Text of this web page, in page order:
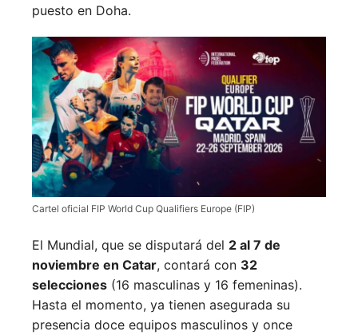
puesto en Doha.
Cartel oficial FIP World Cup Qualifiers Europe (FIP)
El Mundial, que se disputará del 2 al 7 de
noviembre en Catar, contará con 32
selecciones (16 masculinas y 16 femeninas).
Hasta el momento, ya tienen asegurada su
presencia doce equipos masculinos y once